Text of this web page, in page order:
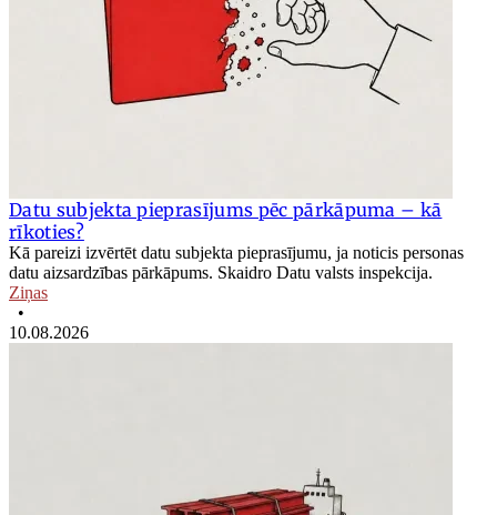
Datu subjekta pieprasījums pēc pārkāpuma – kā
rīkoties?
Kā pareizi izvērtēt datu subjekta pieprasījumu, ja noticis personas
datu aizsardzības pārkāpums. Skaidro Datu valsts inspekcija.
Ziņas
•
10.08.2026